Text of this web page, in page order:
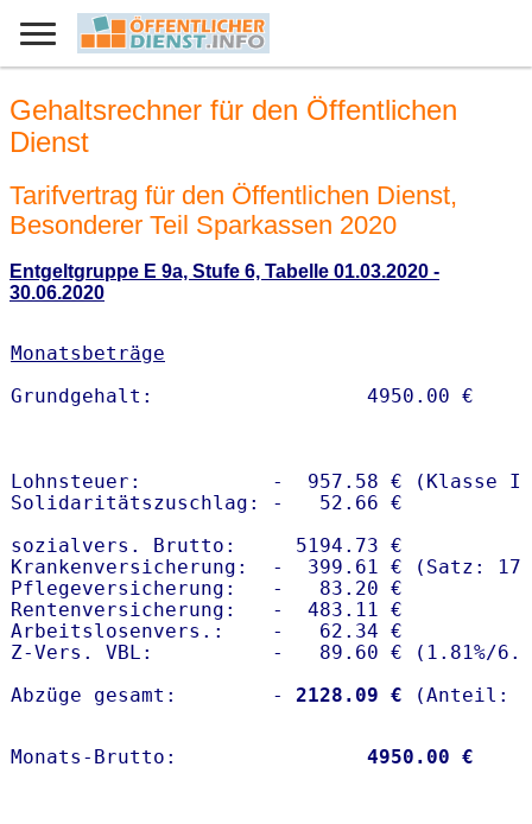
Gehaltsrechner für den Öffentlichen
Dienst
Tarifvertrag für den Öffentlichen Dienst,
Besonderer Teil Sparkassen 2020
Entgeltgruppe E 9a, Stufe 6, Tabelle 01.03.2020 -
30.06.2020
Monatsbeträge
Lohnsteuer:           -  957.58 € (Klasse I)
Solidaritätszuschlag: -   52.66 €
sozialvers. Brutto:     5194.73 €
Krankenversicherung:  -  399.61 € (Satz:
Pflegeversicherung:   -   83.20 €
Rentenversicherung:   -  483.11 €
Arbeitslosenvers.:    -   62.34 €
Z-Vers. VBL:          -   89.60 € ( 1.81%/
Abzüge gesamt:        -
2128.09 €
Monats-Brutto: 4950.00 €